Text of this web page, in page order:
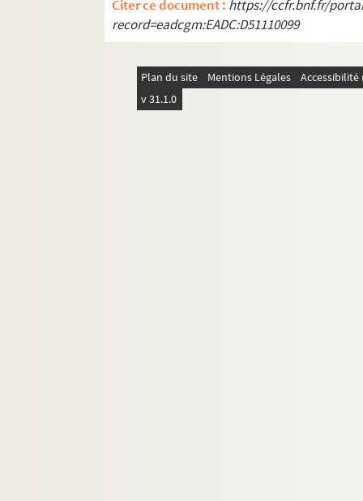
Citer ce document : https://ccfr.bnf.fr/
record=eadcgm:EADC:D51110099
Plan du site Mentions Légales
v 31.1.0